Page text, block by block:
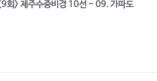
회> 제주수중비경 10선 - 09. 가파도